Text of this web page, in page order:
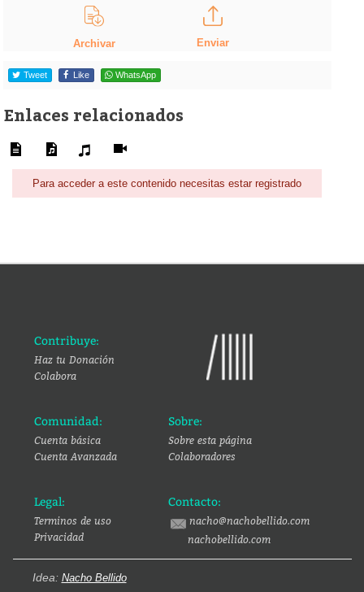
Archivar Enviar
Tweet Like WhatsApp
Enlaces relacionados
Para acceder a este contenido necesitas estar registrado
Contribuye:
Haz tu Donación
Colabora
Comunidad:
Cuenta básica
Cuenta Avanzada
Sobre:
Sobre esta página
Colaboradores
Legal:
Terminos de uso
Privacidad
Contacto:
nacho@nachobellido.com
nachobellido.com
Idea: Nacho Bellido